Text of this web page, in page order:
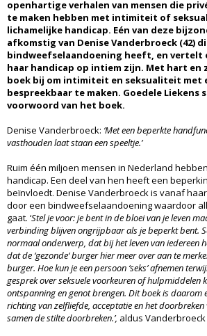
openhartige verhalen van mensen die
te maken hebben met intimiteit of
lichamelijke handicap. Eén van deze
afkomstig van Denise Vanderbroeck (42)
bindweefselaandoening heeft, en vertelt
haar handicap op intiem zijn. Met hart en
boek bij om intimiteit en seksualiteit met
bespreekbaar te maken. Goedele Liekens
voorwoord van het boek.
Denise Vanderbroeck: ‘Met een beperkte
vasthouden laat staan een speeltje.’
Ruim één miljoen mensen in Nederland
handicap. Een deel van hen heeft een
beïnvloedt. Denise Vanderbroeck is vanaf
door een bindweefselaandoening waardoor
gaat. ‘Stel je voor: je bent in de bloei van je leven
verbinding blijven ongrijpbaar als je beperkt bent.
normaal onderwerp, dat bij het leven van iedereen
dat de ‘gezonde‘ burger hier meer over aan te
burger. Hoe kun je een persoon ‘seks’ afnemen
gesprek over seksuele voorkeuren of hulpmiddelen
ontspanning en genot brengen. Dit boek is daarom
richting van zelfliefde, acceptatie en het doorbreken
samen de stilte doorbreken.’, aldus Vanderbroeck